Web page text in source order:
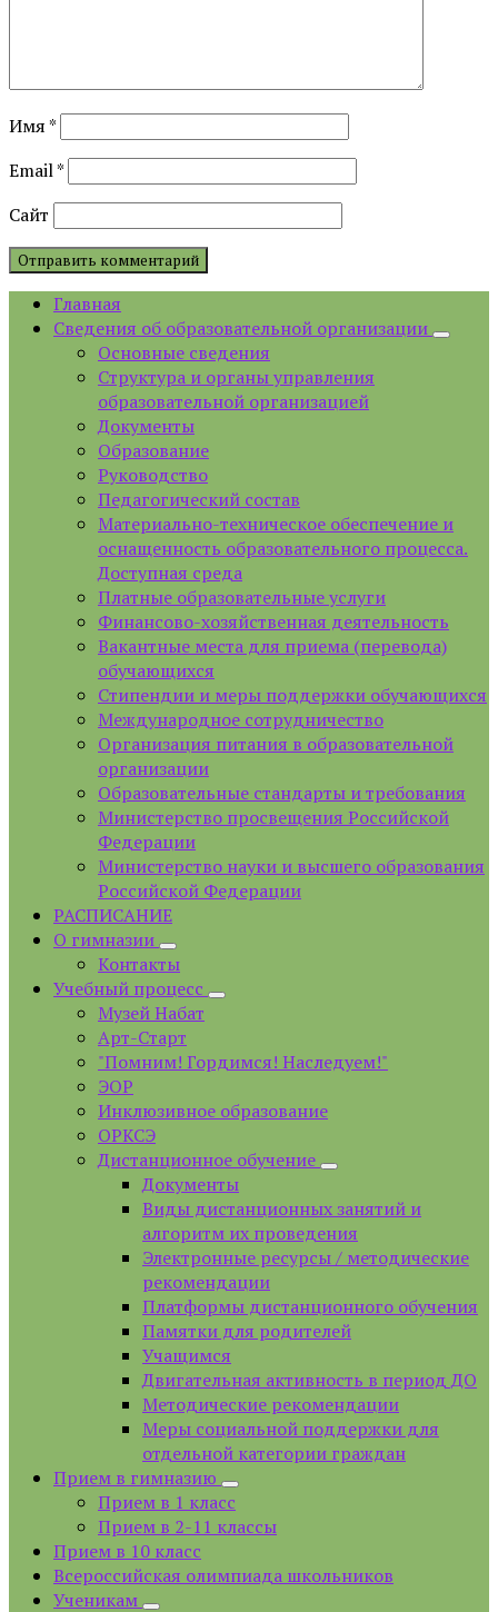
Имя*
Email*
Сайт
Главная
Сведения об образовательной организации
Основные сведения
Структура и органы управления
образовательной организацией
Документы
Образование
Руководство
Педагогический состав
Материально-техническое обеспечение и
оснащенность образовательного процесса.
Доступная среда
Платные образовательные услуги
Финансово-хозяйственная деятельность
Вакантные места для приема (перевода)
обучающихся
Стипендии и меры поддержки обучающихся
Международное сотрудничество
Организация питания в образовательной
организации
Образовательные стандарты и требования
Министерство просвещения Российской
Федерации
Министерство науки и высшего образования
Российской Федерации
РАСПИСАНИЕ
О гимназии
Контакты
Учебный процесс
Музей Набат
Арт-Старт
"Помним! Гордимся! Наследуем!"
ЭОР
Инклюзивное образование
ОРКСЭ
Дистанционное обучение
Документы
Виды дистанционных занятий и
алгоритм их проведения
Электронные ресурсы / методические
рекомендации
Платформы дистанционного обучения
Памятки для родителей
Учащимся
Двигательная активность в период ДО
Методические рекомендации
Меры социальной поддержки для
отдельной категории граждан
Прием в гимназию
Прием в 1 класс
Прием в 2-11 классы
Прием в 10 класс
Всероссийская олимпиада школьников
Ученикам